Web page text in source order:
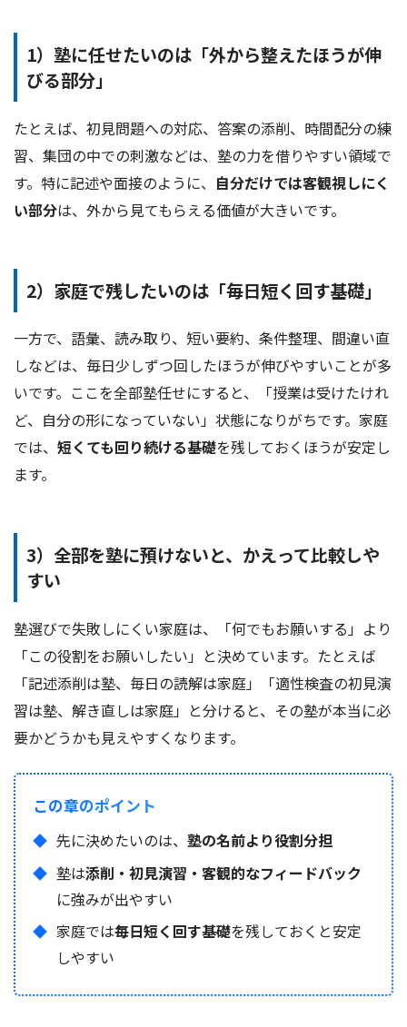
1）塾に任せたいのは「外から整えたほうが伸
びる部分」
たとえば、初見問題への対応、答案の添削、時間配分の練
習、集団の中での刺激などは、塾の力を借りやすい領域で
す。特に記述や面接のように、 自分だけでは客観視しにく
い部分は、外から見てもらえる価値が大きいです。
2）家庭で残したいのは「毎日短く回す基礎」
一方で、語彙、読み取り、短い要約、条件整理、間違い直
しなどは、毎日少しずつ回したほうが伸びやすいことが多
いです。ここを全部塾任せにすると、「授業は受けたけれ
ど、自分の形になっていない」状態になりがちです。家庭
では、 短くても回り続ける基礎を残しておくほうが安定し
ます。
3）全部を塾に預けないと、かえって比較しや
すい
塾選びで失敗しにくい家庭は、「何でもお願いする」より
「この役割をお願いしたい」と決めています。たとえば
「記述添削は塾、毎日の読解は家庭」「適性検査の初見演
習は塾、解き直しは家庭」と分けると、その塾が本当に必
要かどうかも見えやすくなります。
この章のポイント
先に決めたいのは、 塾の名前より役割分担
塾は添削・初見演習・客観的なフィードバック
に強みが出やすい
家庭では毎日短く回す基礎を残しておくと安定
しやすい